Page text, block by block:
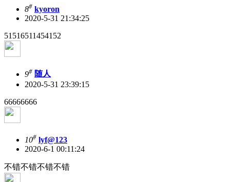
8# kyoron
2020-5-31 21:34:25
51516511454152
9# 随人
2020-5-31 23:39:15
66666666
10# lyf@123
2020-6-1 00:11:24
不错不错不错不错